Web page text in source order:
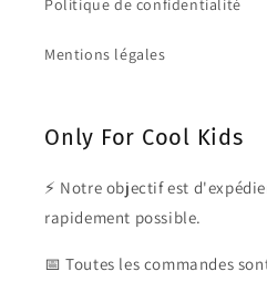
Politique de confidentialité
Mentions légales
Only For Cool Kids
⚡ Notre objectif est
rapidement possible.
📅 Toutes les commandes